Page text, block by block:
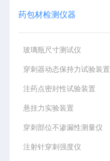
药包材检测仪器
玻璃瓶尺寸测试仪
穿刺器动态保持力试验装置
注药点密封性试验装置
悬挂力实验装置
穿刺部位不渗漏性测量仪
注射针穿刺强度仪